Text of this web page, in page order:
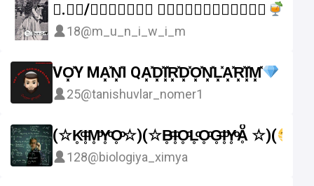
𝐓.𝝻𝝴/𝐌𝞄𝝶𝝸𝞈𝝸𝗺 𝝦𝝴𝗰𝗵𝝰𝘁𝝺𝝰𝗿𝝸ཽ┋
18@m_u_n_i_w_i_m
VO͓̽Y MA͓̽N͓̽I QA͓̽D͓̽I͓̽R͓̽D͓̽O͓̽N͓̽L͓̽A͓̽R͓̽I͓̽M͓̽
25@tanishuvlar_nomer1
(☆K̥ͦI̥ͦM̥ͦY̥ͦO̥ͦ☆)(☆B̥ͦI̥ͦO̥ͦL̥ͦO̥ͦG̥ͦI̥ͦY̥ͦḀͦ ☆)(
128@biologiya_ximya